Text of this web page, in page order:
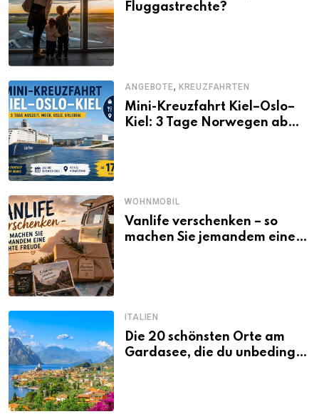
Fluggastrechte?
ANGEBOTE, KREUZFAHRTEN
Mini-Kreuzfahrt Kiel–Oslo–
Kiel: 3 Tage Norwegen ab
WOHNMOBIL
Vanlife verschenken – so
machen Sie jemandem eine
ITALIEN
Die 20 schönsten Orte am
Gardasee, die du unbedingt